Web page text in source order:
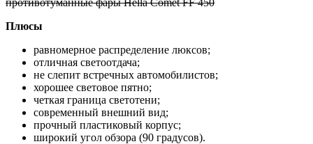
Плюсы
равномерное распределение люксов;
отличная светоотдача;
не слепит встречных автомобилистов;
хорошее световое пятно;
четкая граница светотени;
современный внешний вид;
прочный пластиковый корпус;
широкий угол обзора (90 градусов).